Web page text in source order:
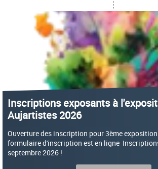
Inscriptions exposants à
Aujartistes 2026
Ouverture des inscription pour 3ème
formulaire d'inscription est en ligne
septembre 2026 !